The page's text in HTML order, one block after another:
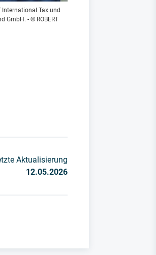
Tax und
GmbH. - © ROBERT
Aktualisierung
12.05.2026